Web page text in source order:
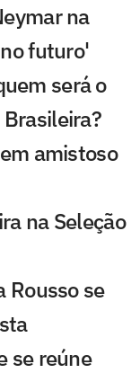
na
futuro'
será o
amistoso
na Seleção
Rousso se
se reúne